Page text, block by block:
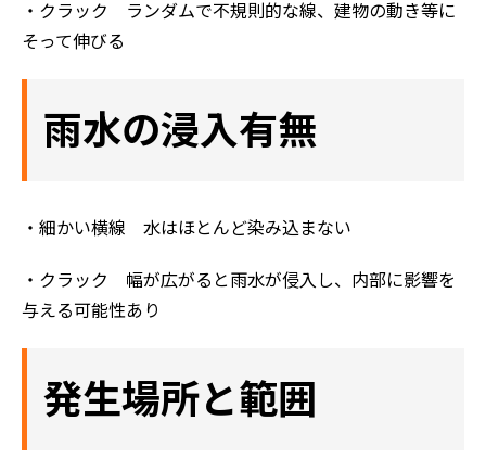
・クラック ランダムで不規則的な線、建物の動き等に
そって伸びる
雨水の浸入有無
・細かい横線 水はほとんど染み込まない
・クラック 幅が広がると雨水が侵入し、内部に影響を
与える可能性あり
発生場所と範囲